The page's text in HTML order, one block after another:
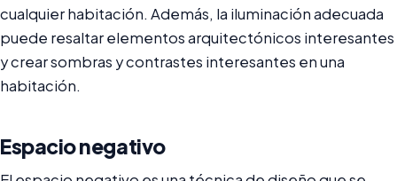
cualquier habitación. Además, la iluminación adecuada
puede resaltar elementos arquitectónicos interesantes
y crear sombras y contrastes interesantes en una
habitación.
Espacio negativo